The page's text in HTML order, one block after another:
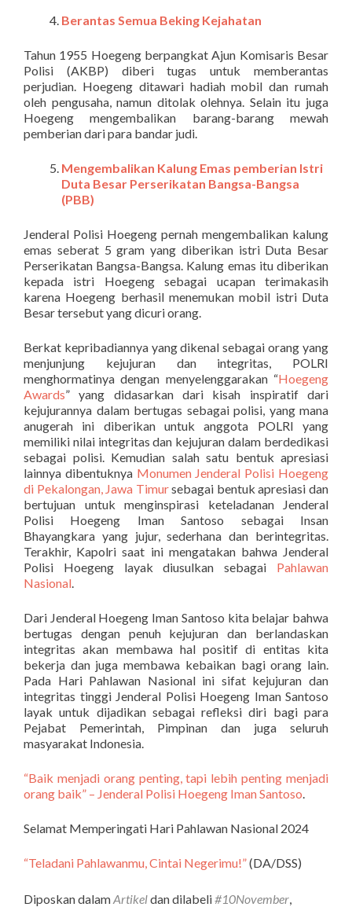
Berantas Semua Beking Kejahatan
Tahun 1955 Hoegeng berpangkat Ajun Komisaris Besar
Polisi (AKBP) diberi tugas untuk memberantas
perjudian. Hoegeng ditawari hadiah mobil dan rumah
oleh pengusaha, namun ditolak olehnya. Selain itu juga
Hoegeng mengembalikan barang-barang mewah
pemberian dari para bandar judi.
Mengembalikan Kalung Emas pemberian Istri
Duta Besar Perserikatan Bangsa-Bangsa
(PBB)
Jenderal Polisi Hoegeng pernah mengembalikan kalung
emas seberat 5 gram yang diberikan istri Duta Besar
Perserikatan Bangsa-Bangsa. Kalung emas itu diberikan
kepada istri Hoegeng sebagai ucapan terimakasih
karena Hoegeng berhasil menemukan mobil istri Duta
Besar tersebut yang dicuri orang.
Berkat kepribadiannya yang dikenal sebagai orang yang
menjunjung kejujuran dan integritas, POLRI
menghormatinya dengan menyelenggarakan “Hoegeng
Awards” yang didasarkan dari kisah inspiratif dari
kejujurannya dalam bertugas sebagai polisi, yang mana
anugerah ini diberikan untuk anggota POLRI yang
memiliki nilai integritas dan kejujuran dalam berdedikasi
sebagai polisi. Kemudian salah satu bentuk apresiasi
lainnya dibentuknya Monumen Jenderal Polisi Hoegeng
di Pekalongan, Jawa Timursebagai bentuk apresiasi dan
bertujuan untuk menginspirasi keteladanan Jenderal
Polisi Hoegeng Iman Santoso sebagai Insan
Bhayangkara yang jujur, sederhana dan berintegritas.
Terakhir, Kapolri saat ini mengatakan bahwa Jenderal
Polisi Hoegeng layak diusulkan sebagai Pahlawan
Nasional.
Dari Jenderal Hoegeng Iman Santoso kita belajar bahwa
bertugas dengan penuh kejujuran dan berlandaskan
integritas akan membawa hal positif di entitas kita
bekerja dan juga membawa kebaikan bagi orang lain.
Pada Hari Pahlawan Nasional ini sifat kejujuran dan
integritas tinggi Jenderal Polisi Hoegeng Iman Santoso
layak untuk dijadikan sebagai refleksi diri bagi para
Pejabat Pemerintah, Pimpinan dan juga seluruh
masyarakat Indonesia.
“Baik menjadi orang penting, tapi lebih penting menjadi
orang baik” – Jenderal Polisi Hoegeng Iman Santoso.
Selamat Memperingati Hari Pahlawan Nasional 2024
“Teladani Pahlawanmu, Cintai Negerimu!”(DA/DSS)
Diposkan dalamArtikeldan dilabeli#10November,